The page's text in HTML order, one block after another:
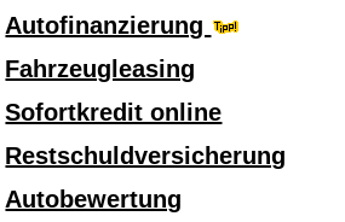
Autofinanzierung
Fahrzeugleasing
Sofortkredit online
Restschuldversicherung
Autobewertung